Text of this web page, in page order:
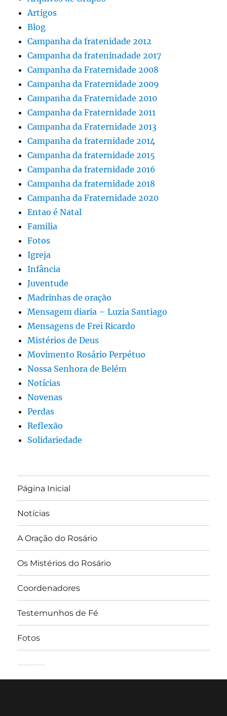
Artigos
Blog
Campanha da fratenidade 2012
Campanha da frateninadade 2017
Campanha da Fraternidade 2008
Campanha da Fraternidade 2009
Campanha da Fraternidade 2010
Campanha da Fraternidade 2011
Campanha da Fraternidade 2013
Campanha da fraternidade 2014
Campanha da fraternidade 2015
Campanha da fraternidade 2016
Campanha da fraternidade 2018
Campanha da Fraternidade 2020
Entao é Natal
Familia
Fotos
Igreja
Infância
Juventude
Madrinhas de oração
Mensagem diaria – Luzia Santiago
Mensagens de Frei Ricardo
Mistérios de Deus
Movimento Rosário Perpétuo
Nossa Senhora de Belém
Notícias
Novenas
Perdas
Reflexão
Solidariedade
Página Inicial
Notícias
A Oração do Rosário
Os Mistérios do Rosário
Coordenadores
Testemunhos de Fé
Fotos